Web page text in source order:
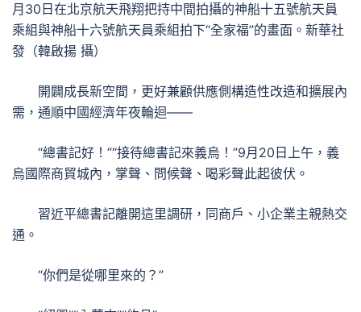
月30日在北京航天飛翔把持中間拍攝的神船十五號航天員
乘組與神船十六號航天員乘組拍下“全家福”的畫面。新華社
發（韓啟揚 攝）
開闢成長新空間，更好兼顧供應側構造性改造和擴展內
需，通順中國經濟年夜輪迴——
“總書記好！”“接待總書記來義烏！”9月20日上午，義
烏國際商貿城內，掌聲、問候聲、喝彩聲此起彼伏。
習近平總書記離開這里調研，同商戶、小企業主親熱交
通。
“你們是從哪里來的？”